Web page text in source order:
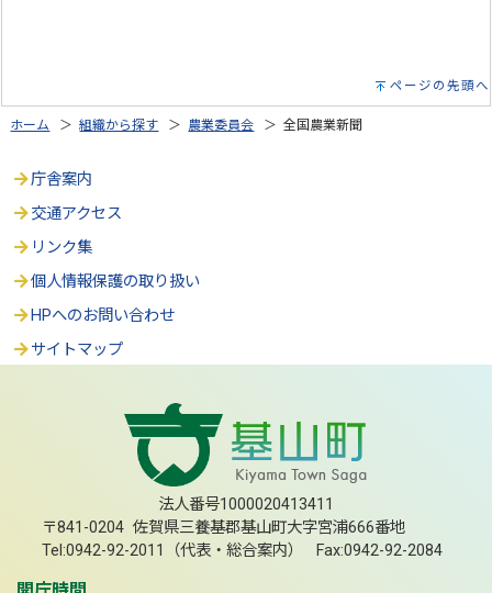
ページの先頭へ
ホーム ＞組織から探す ＞ 農業委員会 ＞ 全国農業新聞
庁舎案内
交通アクセス
リンク集
個人情報保護の取り扱い
HPへのお問い合わせ
サイトマップ
法人番号1000020413411
〒841-0204 佐賀県三養基郡基山町大字宮浦666番地
Tel:0942-92-2011（代表・総合案内） Fax:0942-92-2084